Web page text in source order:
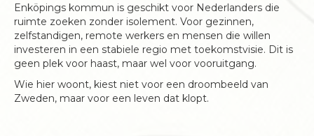
Enköpings kommun is geschikt voor Nederlanders die
ruimte zoeken zonder isolement. Voor gezinnen,
zelfstandigen, remote werkers en mensen die willen
investeren in een stabiele regio met toekomstvisie. Dit is
geen plek voor haast, maar wel voor vooruitgang.
Wie hier woont, kiest niet voor een droombeeld van
Zweden, maar voor een leven dat klopt.